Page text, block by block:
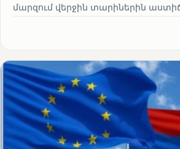
մարզում վերջին տարիներին